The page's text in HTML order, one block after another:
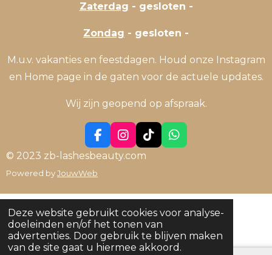
Deze website gebruikt cookies voor analyse-
doeleinden en/of het tonen van
advertenties. Door gebruik te blijven maken
van de site gaat u hiermee akkoord.
Zaterdag - gesloten -
Zondag - gesloten -
M.u.v. vakanties en feestdagen. Houd onze Instagram
en Home page in de gaten voor de actuele updates.
Wij zijn geopend op afspraak.
F
a
c
e
o
o
k
I
n
s
g
r
a
m
T
i
k
W
h
A
p
© 2023 zb-lashesbeauty.com
Powered byJouwWeb